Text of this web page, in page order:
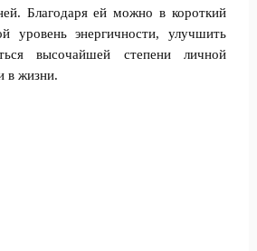
Благодаря ей можно в короткий
уровень энергичности, улучшить
высочайшей степени личной
в жизни.